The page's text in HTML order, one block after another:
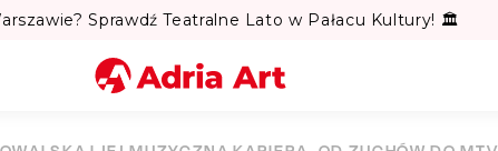
Sprawdź Teatralne Lato w Pałacu Kultury! 🏛️